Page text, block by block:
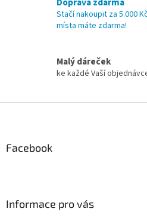
i
Stačí nakoupit za 5.000
místa máte zdarma!
Malý dáreček
ke každé Vaší
Facebook
Informace pro vás